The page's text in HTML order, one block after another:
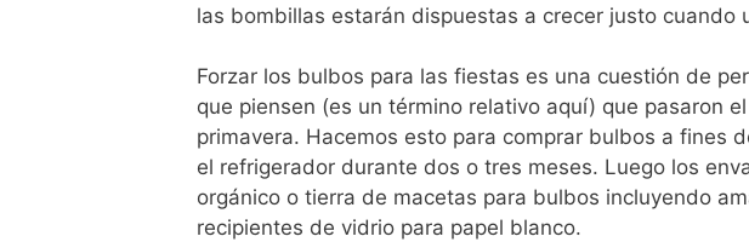
las bombillas estarán dispuestas a crecer justo cuando
Forzar los bulbos para las fiestas es una cuestión de
que piensen (es un término relativo aquí) que pasaron
primavera. Hacemos esto para comprar bulbos a fines
el refrigerador durante dos o tres meses. Luego los
orgánico o tierra de macetas para bulbos incluyendo
recipientes de vidrio para papel blanco.